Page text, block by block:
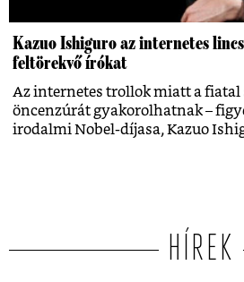
Kazuo Ishiguro az internetes
feltörekvő írókat
Az internetes trollok miatt a fiatal
öncenzúrát gyakorolhatnak –
irodalmi Nobel-díjasa, Kazuo
HÍREK